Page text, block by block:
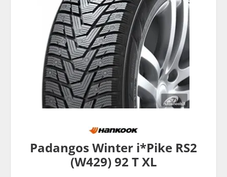
Padangos Winter i*Pike RS2
(W429) 92 T XL